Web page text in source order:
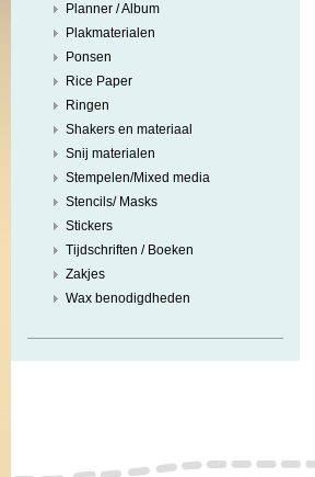
Planner / Album
Plakmaterialen
Ponsen
Rice Paper
Ringen
Shakers en materiaal
Snij materialen
Stempelen/Mixed media
Stencils/ Masks
Stickers
Tijdschriften / Boeken
Zakjes
Wax benodigdheden